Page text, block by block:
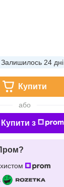
Залишилось 24 дні
Купити
або
Купити з